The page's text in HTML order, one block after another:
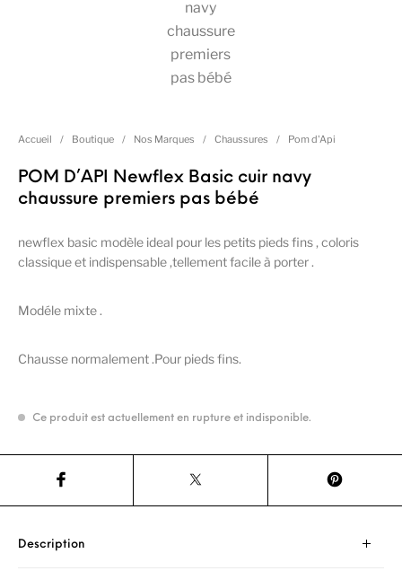
Accueil / Boutique / Nos Marques / Chaussures / Pom d'Api
POM D’API Newflex Basic cuir navy
chaussure premiers pas bébé
newflex basic modèle ideal pour les petits pieds fins , coloris
classique et indispensable ,tellement facile à porter .
Modéle mixte .
Chausse normalement .Pour pieds fins.
Ce produit est actuellement en rupture et indisponible.
Description